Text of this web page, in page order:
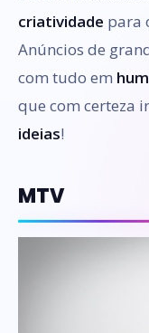
criatividade para
Anúncios de
com tudo em
que com certeza
ideias!
MTV